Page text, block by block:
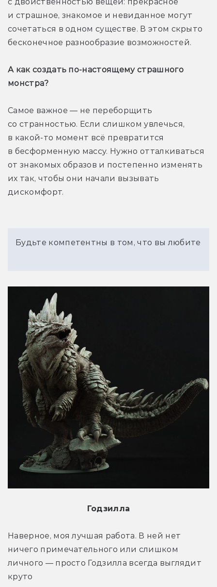
и страшное, знакомое и невиданное могут
сочетаться в одном существе. В этом скрыто
бесконечное разнообразие возможностей.
А как создать по-настоящему страшного
монстра?
Самое важное — не переборщить
со странностью. Если слишком увлечься,
в какой-то момент всё превратится
в бесформенную массу. Нужно отталкиваться
от знакомых образов и постепенно изменять
их так, чтобы они начали вызывать
дискомфорт.
Будьте компетентны в том, что вы любите
Годзилла
Наверное, моя лучшая работа. В ней нет
ничего примечательного или слишком
личного — просто Годзилла всегда выглядит
круто